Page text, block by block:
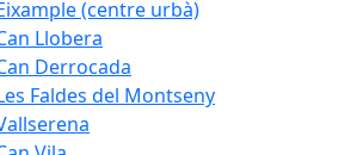
(centre urbà)
Llobera
Derrocada
Faldes del Montseny